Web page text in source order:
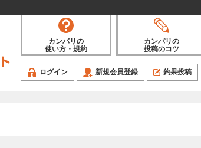
カンパリの
使い方・規約
カンパリの
投稿のコツ
ログイン 新規会員登録 釣果投稿